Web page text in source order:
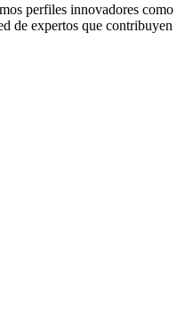
perfiles innovadores como
de expertos que contribuyen